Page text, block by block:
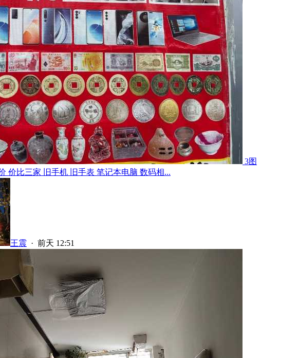
3图
价比三家 旧手机 旧手表 笔记本电脑 数码相...
王震 · 前天 12:51